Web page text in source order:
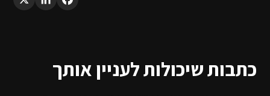
כתבות שיכולות לעניין אותך